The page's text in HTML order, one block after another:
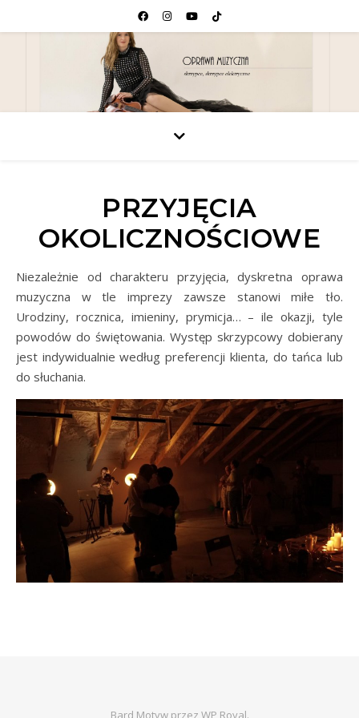
PRZYJĘCIA
OKOLICZNOŚCIOWE
Niezależnie od charakteru przyjęcia, dyskretna oprawa
muzyczna w tle imprezy zawsze stanowi miłe tło.
Urodziny, rocznica, imieniny, prymicja… – ile okazji, tyle
powodów do świętowania. Występ skrzypcowy dobierany
jest indywidualnie według preferencji klienta, do tańca lub
do słuchania.